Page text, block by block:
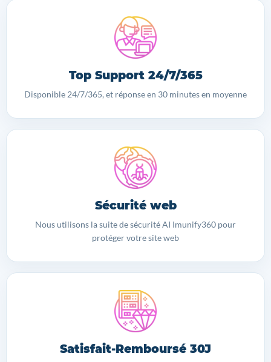
Top Support 24/7/365
Disponible 24/7/365, et réponse en 30 minutes en moyenne
Sécurité web
Nous utilisons la suite de sécurité AI Imunify360 pour
protéger votre site web
Satisfait-Remboursé 30J